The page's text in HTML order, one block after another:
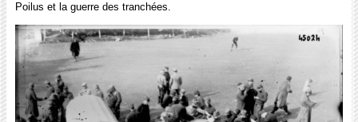
Poilus et la guerre des tranchées.